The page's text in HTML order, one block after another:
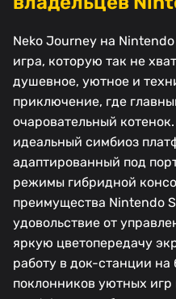
Neko Journey на
игра, которую так не
душевное, уютное и
приключение, где
очаровательный
идеальный симбиоз
адаптированный под
режимы гибридной
преимущества Nintendo
удовольствие от
яркую цветопередачу
работу в док-станции
поклонников уютных игр